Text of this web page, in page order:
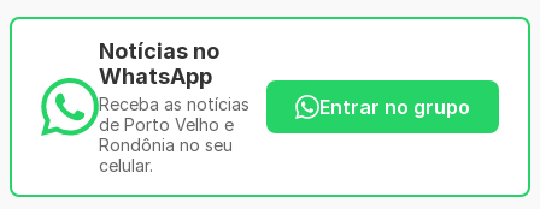
Notícias no
WhatsApp
Receba as notícias
de Porto Velho e
Rondônia no seu
celular.
Entrar no grupo